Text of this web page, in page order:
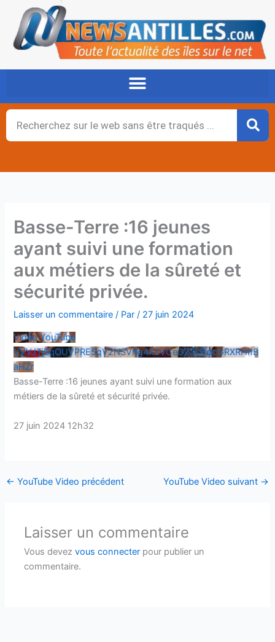
contenu
Rechercher
Basse-Terre :16 jeunes
ayant suivi une formation
aux métiers de la sûreté et
sécurité privée.
Laisser un commentaire / Par/ 27 juin 2024
Vidéo YouTube
VVVJTjBqOUVPRE5qV2NSVng4X2VCeGZ3LlEzcGRXRHhB
aHZr
Basse-Terre :16 jeunes ayant suivi une formation aux
métiers de la sûreté et sécurité privée.
27 juin 2024 12h32
← YouTube Video précédent YouTube Video suivant →
Laisser un commentaire
Vous devezvous connecter pour publier un
commentaire.